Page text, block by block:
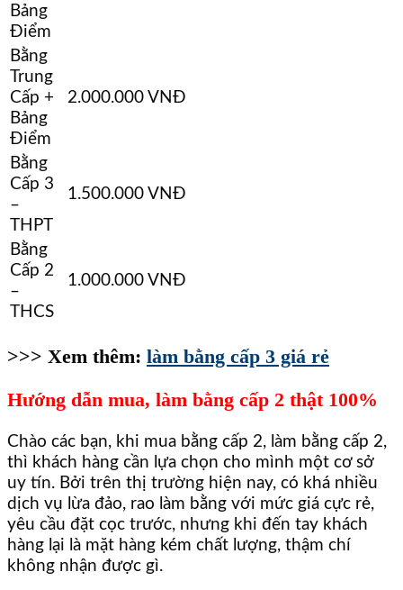
Bảng
Điểm
Bằng
Trung
Cấp +
Bảng
Điểm
2.000.000 VNĐ
Bằng
Cấp 3
–
THPT
1.500.000 VNĐ
Bằng
Cấp 2
–
THCS
1.000.000 VNĐ
>>> Xem thêm: làm bằng cấp 3 giá rẻ
Hướng dẫn mua, làm bằng cấp 2 thật 100%
Chào các bạn, khi mua bằng cấp 2, làm bằng cấp 2,
thì khách hàng cần lựa chọn cho mình một cơ sở
uy tín. Bởi trên thị trường hiện nay, có khá nhiều
dịch vụ lừa đảo, rao làm bằng với mức giá cực rẻ,
yêu cầu đặt cọc trước, nhưng khi đến tay khách
hàng lại là mặt hàng kém chất lượng, thậm chí
không nhận được gì.